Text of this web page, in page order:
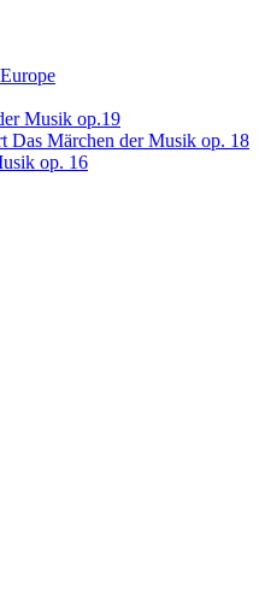
Musik op.19
Das Märchen der Musik op. 18
op. 16